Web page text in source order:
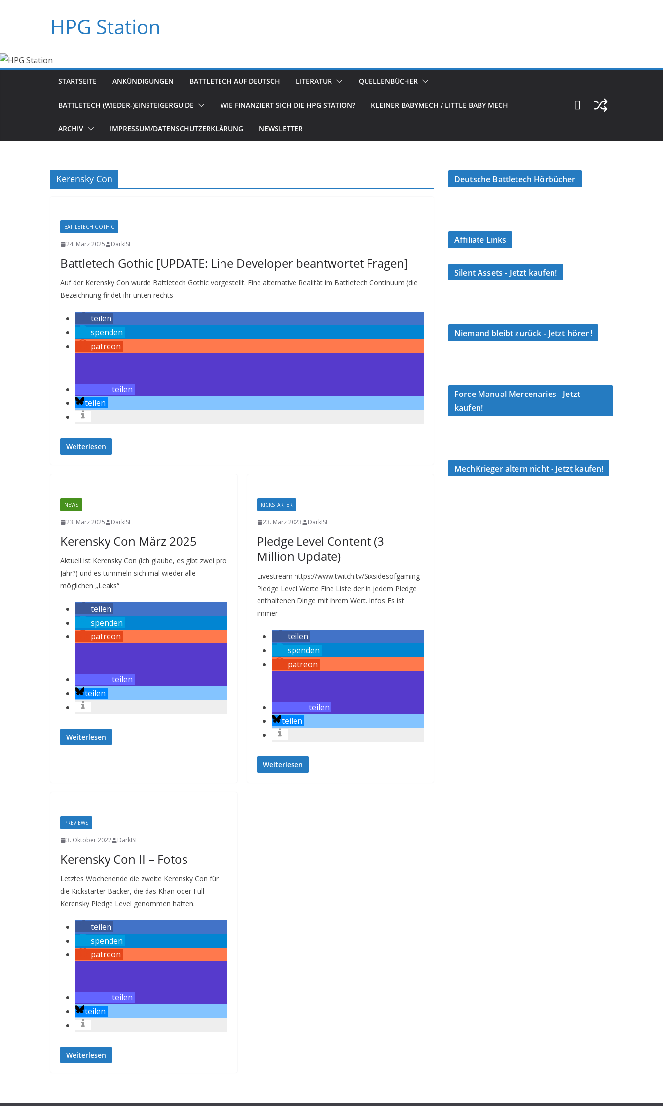
HPG Station
STARTSEITE ANKÜNDIGUNGEN BATTLETECH AUF DEUTSCH LITERATUR QUELLENBÜCHER
BATTLETECH (WIEDER-)EINSTEIGERGUIDE WIE FINANZIERT SICH DIE HPG STATION? KLEINER BABYMECH / LITTLE BABY MECH
ARCHIV IMPRESSUM/DATENSCHUTZERKLÄRUNG NEWSLETTER
Kerensky Con
BATTLETECH GOTHIC
24. März 2025 DarkISI
Battletech Gothic [UPDATE: Line Developer beantwortet Fragen]
Auf der Kerensky Con wurde Battletech Gothic vorgestellt. Eine alternative Realität im Battletech Continuum (die
Bezeichnung findet ihr unten rechts
teilen
spenden
patreon
teilen
teilen
Weiterlesen
NEWS
23. März 2025 DarkISI
Kerensky Con März 2025
Aktuell ist Kerensky Con (ich glaube, es gibt zwei pro
Jahr?) und es tummeln sich mal wieder alle
möglichen „Leaks“
teilen
spenden
patreon
teilen
teilen
Weiterlesen
KICKSTARTER
23. März 2023 DarkISI
Pledge Level Content (3
Million Update)
Livestream https://www.twitch.tv/Sixsidesofgaming
Pledge Level Werte Eine Liste der in jedem Pledge
enthaltenen Dinge mit ihrem Wert. Infos Es ist
immer
teilen
spenden
patreon
teilen
teilen
Weiterlesen
PREVIEWS
3. Oktober 2022 DarkISI
Kerensky Con II – Fotos
Letztes Wochenende die zweite Kerensky Con für
die Kickstarter Backer, die das Khan oder Full
Kerensky Pledge Level genommen hatten.
teilen
spenden
patreon
teilen
teilen
Weiterlesen
Deutsche Battletech Hörbücher
Affiliate Links
Silent Assets - Jetzt kaufen!
Niemand bleibt zurück - Jetzt hören!
Force Manual Mercenaries - Jetzt
kaufen!
MechKrieger altern nicht - Jetzt kaufen!